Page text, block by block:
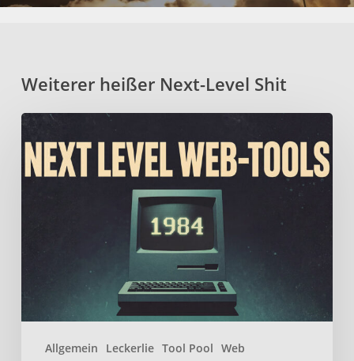
Weiterer heißer Next-Level Shit
Allgemein Leckerlie Tool Pool Web
Fein
geschichtetes
Mille-